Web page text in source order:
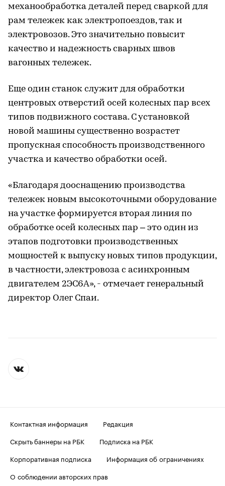
механообработка деталей перед сваркой для
рам тележек как электропоездов, так и
электровозов. Это значительно повысит
качество и надежность сварных швов
вагонных тележек.
Еще один станок служит для обработки
центровых отверстий осей колесных пар всех
типов подвижного состава. С установкой
новой машины существенно возрастет
пропускная способность производственного
участка и качество обработки осей.
«Благодаря дооснащению производства
тележек новым высокоточными оборудование
на участке формируется вторая линия по
обработке осей колесных пар – это один из
этапов подготовки производственных
мощностей к выпуску новых типов продукции,
в частности, электровоза с асинхронным
двигателем 2ЭС6А», - отмечает генеральный
директор Олег Спаи.
Контактная информация
Редакция
Скрыть баннеры на РБК
Подписка на РБК
Корпоративная подписка
Информация об ограничениях
О соблюдении авторских прав